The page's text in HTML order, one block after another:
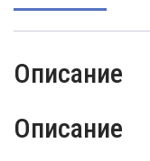
Описание
Описание